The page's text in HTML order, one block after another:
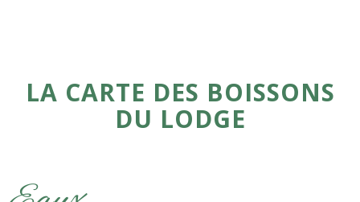
LA CARTE DES BOISSONS
DU LODGE